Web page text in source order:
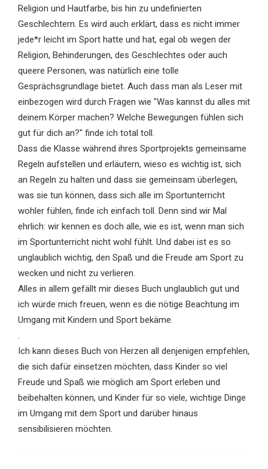
Religion und Hautfarbe, bis hin zu undefinierten
Geschlechtern. Es wird auch erklärt, dass es nicht immer
jede*r leicht im Sport hatte und hat, egal ob wegen der
Religion, Behinderungen, des Geschlechtes oder auch
queere Personen, was natürlich eine tolle
Gesprächsgrundlage bietet. Auch dass man als Leser mit
einbezogen wird durch Fragen wie "Was kannst du alles mit
deinem Körper machen? Welche Bewegungen fühlen sich
gut für dich an?" finde ich total toll.
Dass die Klasse während ihres Sportprojekts gemeinsame
Regeln aufstellen und erläutern, wieso es wichtig ist, sich
an Regeln zu halten und dass sie gemeinsam überlegen,
was sie tun können, dass sich alle im Sportunterricht
wohler fühlen, finde ich einfach toll. Denn sind wir Mal
ehrlich: wir kennen es doch alle, wie es ist, wenn man sich
im Sportunterricht nicht wohl fühlt. Und dabei ist es so
unglaublich wichtig, den Spaß und die Freude am Sport zu
wecken und nicht zu verlieren.
Alles in allem gefällt mir dieses Buch unglaublich gut und
ich würde mich freuen, wenn es die nötige Beachtung im
Umgang mit Kindern und Sport bekäme.
.
Ich kann dieses Buch von Herzen all denjenigen empfehlen,
die sich dafür einsetzen möchten, dass Kinder so viel
Freude und Spaß wie möglich am Sport erleben und
beibehalten können, und Kinder für so viele, wichtige Dinge
im Umgang mit dem Sport und darüber hinaus
sensibilisieren möchten.